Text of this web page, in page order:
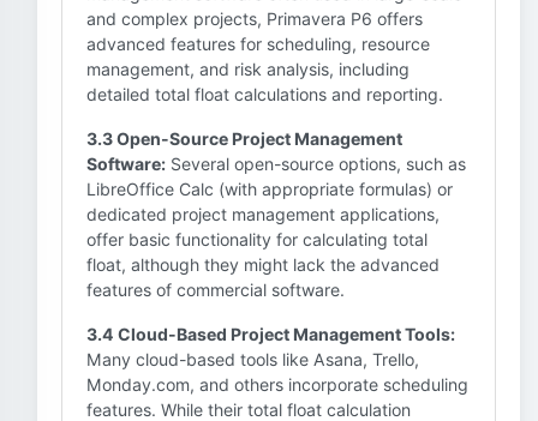
and complex projects, Primavera P6 offers
advanced features for scheduling, resource
management, and risk analysis, including
detailed total float calculations and reporting.
3.3 Open-Source Project Management
Software: Several open-source options, such as
LibreOffice Calc (with appropriate formulas) or
dedicated project management applications,
offer basic functionality for calculating total
float, although they might lack the advanced
features of commercial software.
3.4 Cloud-Based Project Management Tools:
Many cloud-based tools like Asana, Trello,
Monday.com, and others incorporate scheduling
features. While their total float calculation